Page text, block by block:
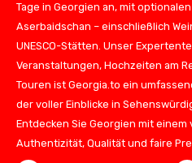
Tage in Georgien an, mit
Aserbaidschan – einschließlich
UNESCO-Stätten. Unser
Veranstaltungen, Hochzeiten am
Touren ist Georgia.to ein
der voller Einblicke in
Entdecken Sie Georgien mit
Authentizität, Qualität und faire